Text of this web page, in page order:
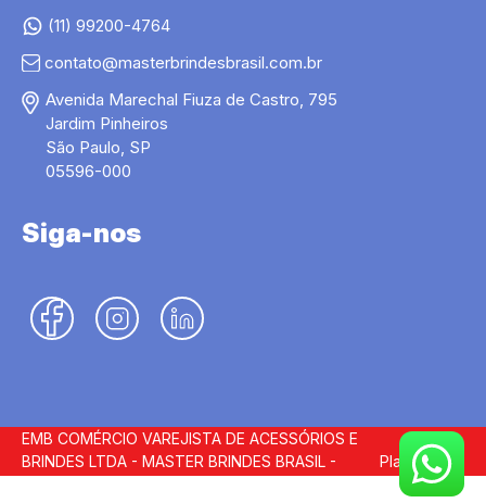
(11) 99200-4764
contato@masterbrindesbrasil.com.br
Avenida Marechal Fiuza de Castro, 795
Jardim Pinheiros
São Paulo, SP
05596-000
Siga-nos
EMB COMÉRCIO VAREJISTA DE ACESSÓRIOS E
BRINDES LTDA - MASTER BRINDES BRASIL -
Plataforma
Brinde.me.